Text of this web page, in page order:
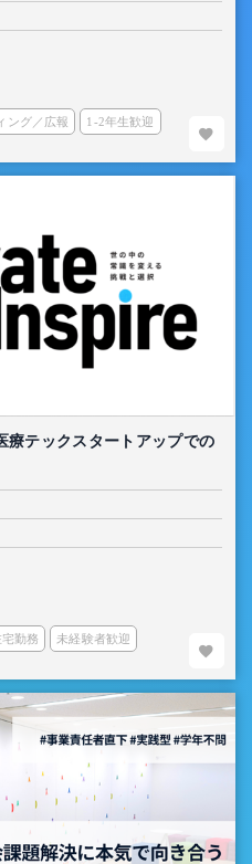
ング／広報 1-2年生歓迎
療テックスタートアップでの
勤務 未経験者歓迎